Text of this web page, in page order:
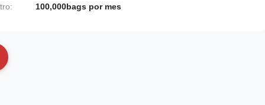
100,000bags por mes